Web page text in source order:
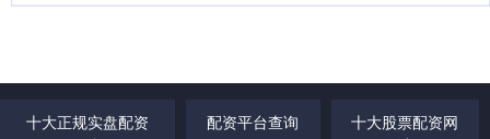
十大正规实盘配资
配资平台查询
十大股票配资网